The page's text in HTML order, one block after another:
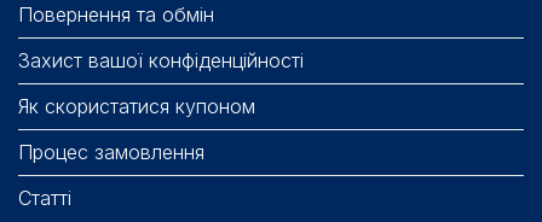
Повернення та обмін
Захист вашої конфіденційності
Як скористатися купоном
Процес замовлення
Статті